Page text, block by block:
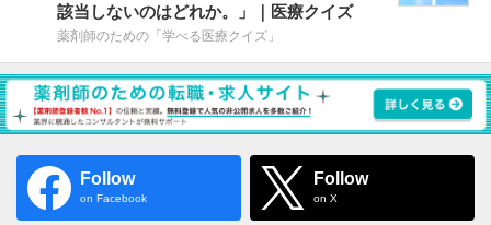
該当しないのはどれか。」｜医療クイズ
薬剤師のための「学べる医療クイズ」
Follow
on Facebook
Follow
on X